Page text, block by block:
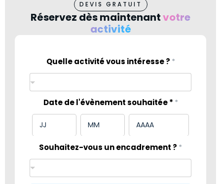
DEVIS GRATUIT
Réservez dès maintenantvotre
activité
Quelle activité vous intéresse ? *
Date de l'évènement souhaitée * *
Souhaitez-vous un encadrement ? *